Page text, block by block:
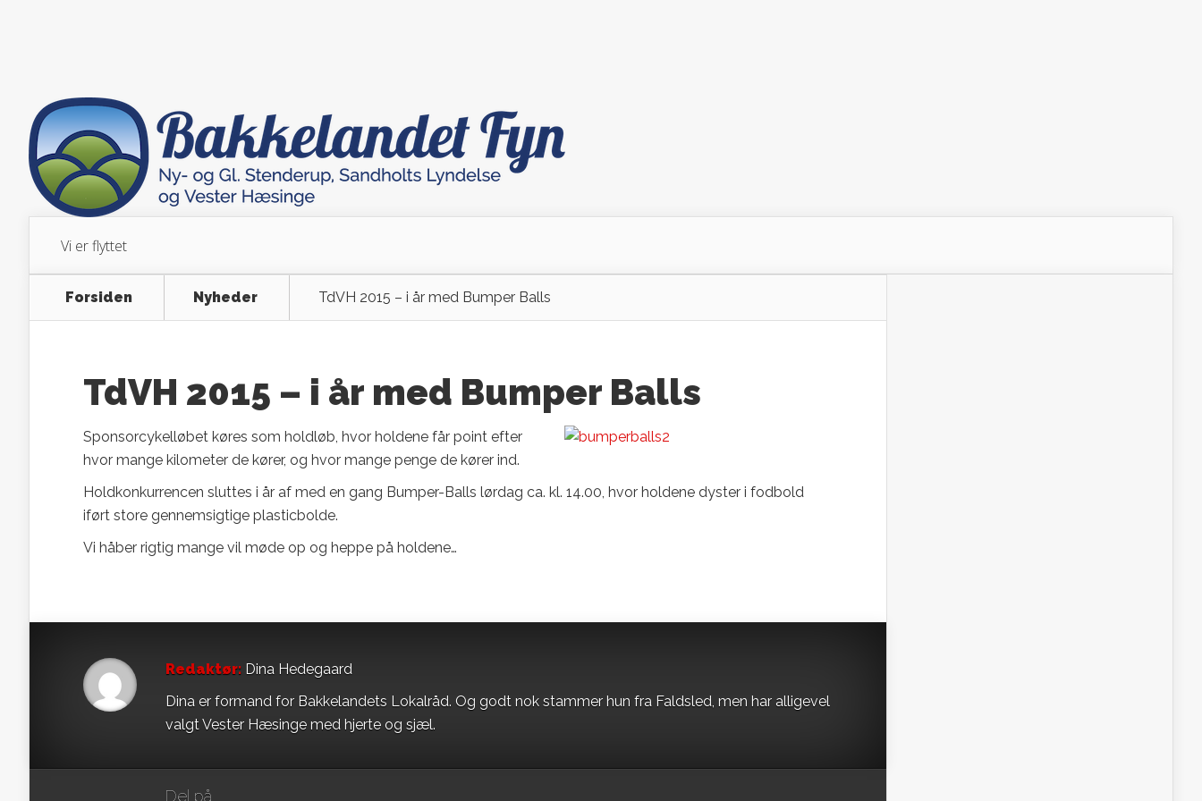
Vi er flyttet
Forsiden Nyheder TdVH 2015 – i år med Bumper Balls
TdVH 2015 – i år med Bumper Balls
Sponsorcykelløbet køres som holdløb, hvor holdene får point efter
hvor mange kilometer de kører, og hvor mange penge de kører ind.
Holdkonkurrencen sluttes i år af med en gang Bumper-Balls lørdag ca. kl. 14.00, hvor holdene dyster i fodbold
iført store gennemsigtige plasticbolde.
Vi håber rigtig mange vil møde op og heppe på holdene…
Redaktør: Dina Hedegaard
Dina er formand for Bakkelandets Lokalråd. Og godt nok stammer hun fra Faldsled, men har alligevel
valgt Vester Hæsinge med hjerte og sjæl.
Del på